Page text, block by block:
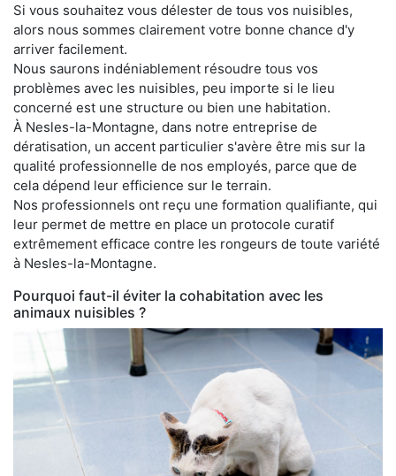
Si vous souhaitez vous délester de tous vos nuisibles,
alors nous sommes clairement votre bonne chance d'y
arriver facilement.
Nous saurons indéniablement résoudre tous vos
problèmes avec les nuisibles, peu importe si le lieu
concerné est une structure ou bien une habitation.
À Nesles-la-Montagne, dans notre entreprise de
dératisation, un accent particulier s'avère être mis sur la
qualité professionnelle de nos employés, parce que de
cela dépend leur efficience sur le terrain.
Nos professionnels ont reçu une formation qualifiante, qui
leur permet de mettre en place un protocole curatif
extrêmement efficace contre les rongeurs de toute variété
à Nesles-la-Montagne.
Pourquoi faut-il éviter la cohabitation avec les
animaux nuisibles ?